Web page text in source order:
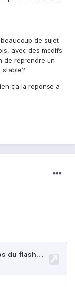
de sujet
avec des modifs
de reprendre un
stable?
ça la reponse a